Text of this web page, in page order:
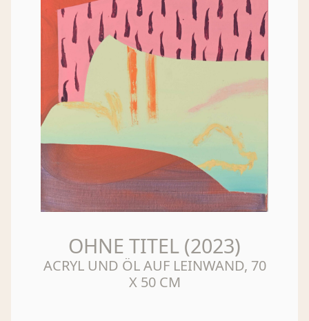
OHNE TITEL (2023)
ACRYL UND ÖL AUF LEINWAND, 70
X 50 CM